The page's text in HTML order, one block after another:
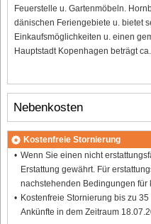
Feuerstelle u. Gartenmöbeln.
dänischen Feriengebiete u. bietet
Einkaufsmöglichkeiten u. einen
Hauptstadt Kopenhagen beträgt
Nebenkosten
Kostenfreie Stornierung
Wenn Sie einen nicht
Erstattung gewährt. Für
nachstehenden Bedingungen für
Kostenfreie Stornierung bis zu
Ankünfte in dem Zeitraum